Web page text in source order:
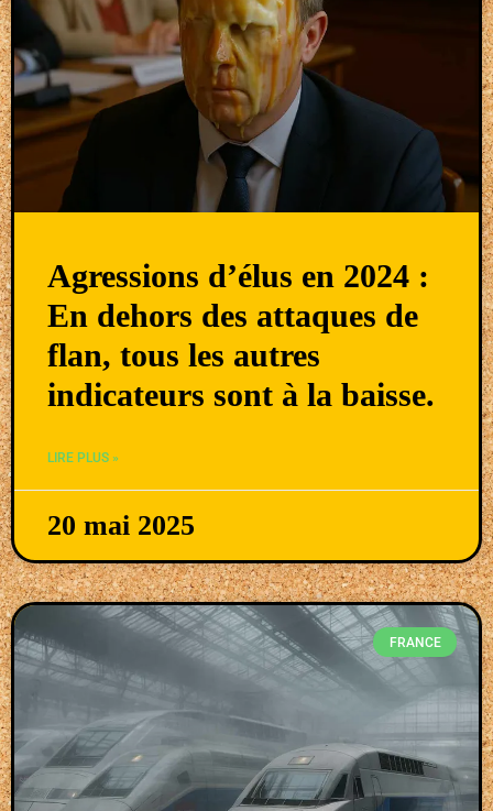
Agressions d’élus en 2024 :
En dehors des attaques de
flan, tous les autres
indicateurs sont à la baisse.
LIRE PLUS »
20 mai 2025
FRANCE